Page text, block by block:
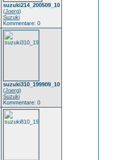
suzuki214_200509_10
(Joerg)
Suzuki
Kommentare: 0
suzuki310_199909_10
(Joerg)
Suzuki
Kommentare: 0